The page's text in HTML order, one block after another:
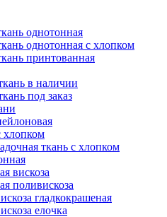
однотонная
однотонная с хлопком
принтованная
в наличии
под заказ
хлопком
ткань с хлопком
вискоза
поливискоза
гладкокрашеная
елочка